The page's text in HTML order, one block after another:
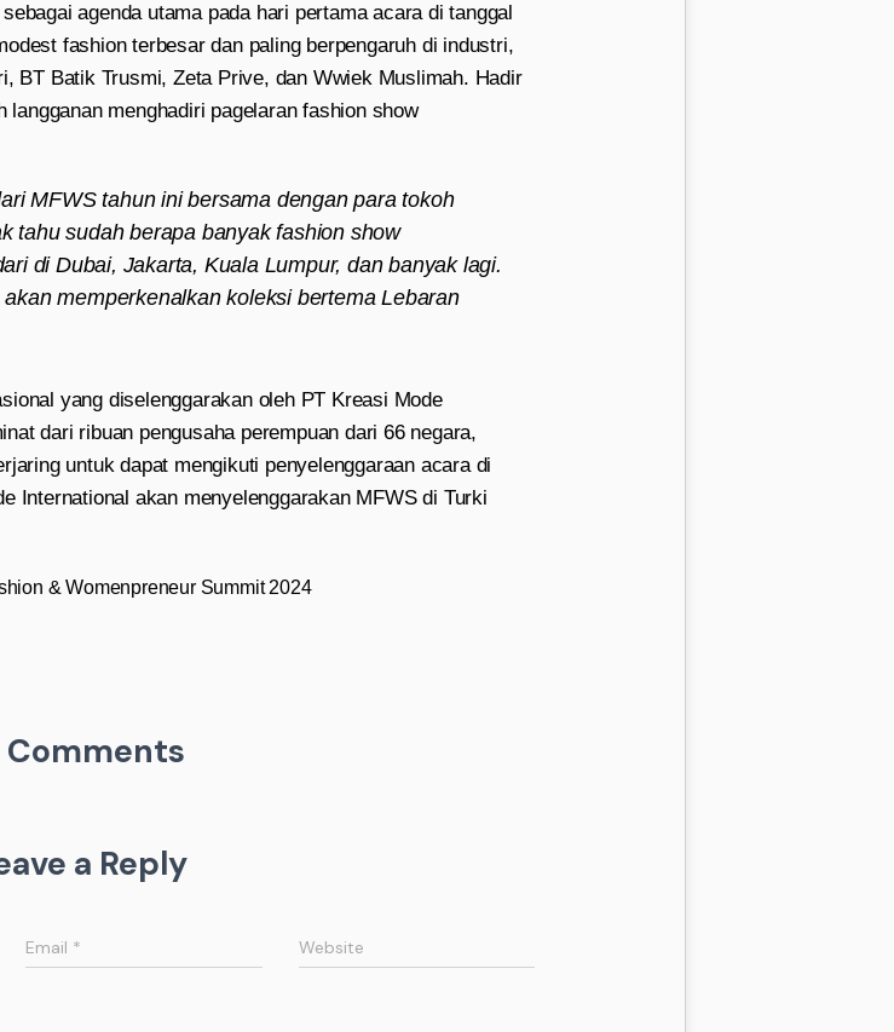
agenda utama pada hari pertama acara di tanggal
fashion terbesar dan paling berpengaruh di industri,
BT Batik Trusmi, Zeta Prive, dan Wwiek Muslimah. Hadir
menghadiri pagelaran fashion show
MFWS tahun ini bersama dengan para tokoh
tahu sudah berapa banyak fashion show
di Dubai, Jakarta, Kuala Lumpur, dan banyak lagi.
memperkenalkan koleksi bertema Lebaran
yang diselenggarakan oleh PT Kreasi Mode
dari ribuan pengusaha perempuan dari 66 negara,
untuk dapat mengikuti penyelenggaraan acara di
International akan menyelenggarakan MFWS di Turki
& Womenpreneur Summit 2024
Comments
a Reply
Email * Website